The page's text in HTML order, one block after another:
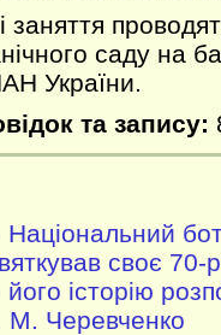
заняття
саду на
України.
та запису:
своє 70-
історію
М. Черевченко